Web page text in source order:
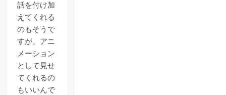
話を付け加
えてくれる
のもそうで
すが、アニ
メーション
として見せ
てくれるの
もいいんで